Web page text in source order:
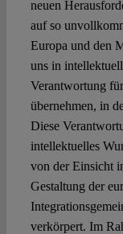
neuen
auf so
Europa und den
uns in
Verantwortung
übernehmen, in
Diese
intellektuelles
von der Einsicht
Gestaltung der
verkörpert. Im